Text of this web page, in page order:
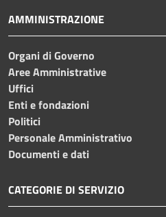
AMMINISTRAZIONE
Organi di Governo
Aree Amministrative
Uffici
Enti e fondazioni
Politici
Personale Amministrativo
Documenti e dati
CATEGORIE DI SERVIZIO